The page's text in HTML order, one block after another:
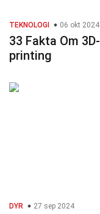
TEKNOLOGI 06 okt 2024
33 Fakta Om 3D-
printing
DYR 27 sep 2024